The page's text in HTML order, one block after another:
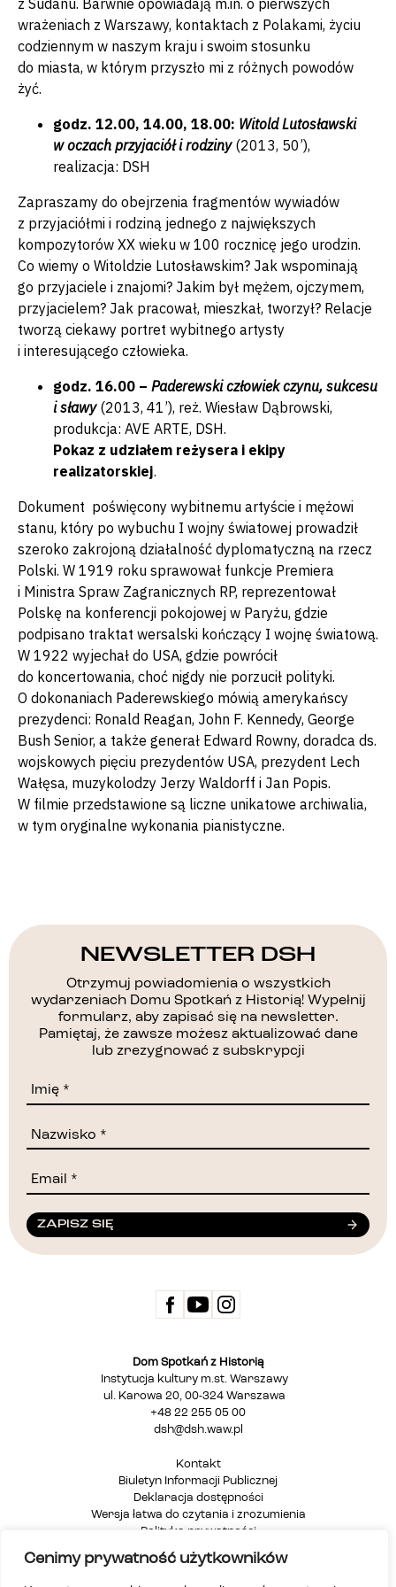
Cenimy prywatność użytkowników
z Sudanu. Barwnie opowiadają m.in. o pierwszych
wrażeniach z Warszawy, kontaktach z Polakami, życiu
codziennym w naszym kraju i swoim stosunku
do miasta, w którym przyszło mi z różnych powodów
żyć.
godz. 12.00, 14.00, 18.00: Witold Lutosławski
w oczach przyjaciół i rodziny(2013, 50’),
realizacja: DSH
Zapraszamy do obejrzenia fragmentów wywiadów
z przyjaciółmi i rodziną jednego z największych
kompozytorów XX wieku w 100 rocznicę jego urodzin.
Co wiemy o Witoldzie Lutosławskim? Jak wspominają
go przyjaciele i znajomi? Jakim był mężem, ojczymem,
przyjacielem? Jak pracował, mieszkał, tworzył? Relacje
tworzą ciekawy portret wybitnego artysty
i interesującego człowieka.
godz. 16.00 – Paderewski człowiek czynu, sukcesu
i sławy(2013, 41’), reż. Wiesław Dąbrowski,
produkcja: AVE ARTE, DSH.
Pokaz z udziałem reżysera i ekipy
realizatorskiej.
Dokument poświęcony wybitnemu artyście i mężowi
stanu, który po wybuchu I wojny światowej prowadził
szeroko zakrojoną działalność dyplomatyczną na rzecz
Polski. W 1919 roku sprawował funkcje Premiera
i Ministra Spraw Zagranicznych RP, reprezentował
Polskę na konferencji pokojowej w Paryżu, gdzie
podpisano traktat wersalski kończący I wojnę światową.
W 1922 wyjechał do USA, gdzie powrócił
do koncertowania, choć nigdy nie porzucił polityki.
O dokonaniach Paderewskiego mówią amerykańscy
prezydenci: Ronald Reagan, John F. Kennedy, George
Bush Senior, a także generał Edward Rowny, doradca ds.
wojskowych pięciu prezydentów USA, prezydent Lech
Wałęsa, muzykolodzy Jerzy Waldorff i Jan Popis.
W filmie przedstawione są liczne unikatowe archiwalia,
w tym oryginalne wykonania pianistyczne.
NEWSLETTER DSH
Otrzymuj powiadomienia o wszystkich
wydarzeniach Domu Spotkań z Historią! Wypełnij
formularz, aby zapisać się na newsletter.
Pamiętaj, że zawsze możesz aktualizować dane
lub zrezygnować z subskrypcji
ZAPISZ SIĘ
Dom Spotkań z Historią
Instytucja kultury m.st. Warszawy
ul. Karowa 20, 00-324 Warszawa
+48 22 255 05 00
dsh@dsh.waw.pl
Kontakt
Biuletyn Informacji Publicznej
Deklaracja dostępności
Wersja łatwa do czytania i zrozumienia
Polityka prywatności
Mapa strony